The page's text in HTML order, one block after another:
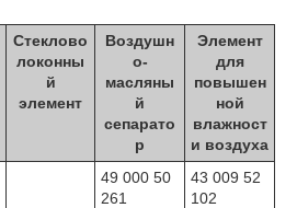
Стеклово
локонны
й
элемент
Воздушн
о-
масляны
й
сепарато
р
Элемент
для
повышен
ной
влажност
и воздуха
49 000 50
261
43 009 52
102